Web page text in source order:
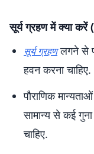
सूर्य ग्रहण में क्या
सूर्य ग्रहणलगने से
हवन करना चाहिए.
पौराणिक
सामान्य से कई
चाहिए.